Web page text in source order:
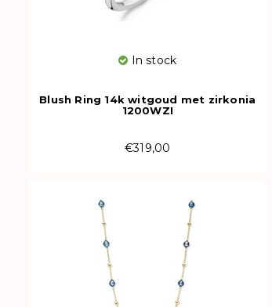
In stock
Blush Ring 14k witgoud met zirkonia
1200WZI
€319,00